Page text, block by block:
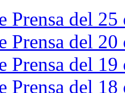
Prensa del
Prensa del
Prensa del
Prensa del